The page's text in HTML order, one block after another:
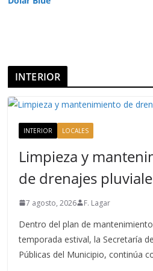
INTERIOR
INTERIOR LOCALES
Limpieza y
de drenajes
7 agosto, 2026 F. Lagar
Dentro del plan de
temporada estival, la Secretaría
Públicas del Municipio, continúa